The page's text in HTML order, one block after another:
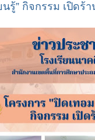
รู้” กิจกรรม เปิดร้า